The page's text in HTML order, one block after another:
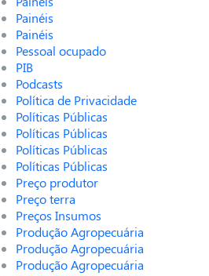
Painéis
Painéis
Pessoal ocupado
PIB
Podcasts
Política de Privacidade
Políticas Públicas
Políticas Públicas
Políticas Públicas
Políticas Públicas
Preço produtor
Preço terra
Preços Insumos
Produção Agropecuária
Produção Agropecuária
Produção Agropecuária